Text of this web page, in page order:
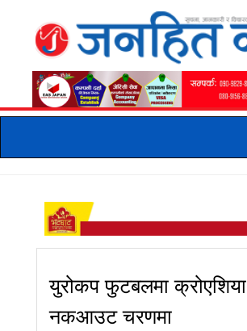
युरोकप फुटबलमा क्रोएशिया
नकआउट चरणमा